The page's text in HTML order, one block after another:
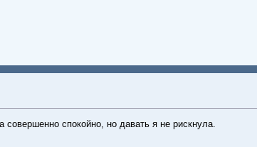
спокойно, но давать я не рискнула.